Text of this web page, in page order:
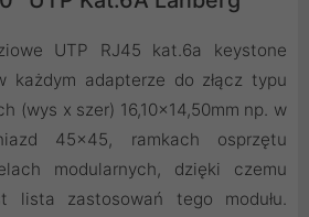
UTP RJ45 kat.6a keystone
każdym adapterze do złącz typu
(wys x szer) 16,10x14,50mm np. w
45x45, ramkach osprzętu
modularnych, dzięki czemu
lista zastosowań tego modułu.